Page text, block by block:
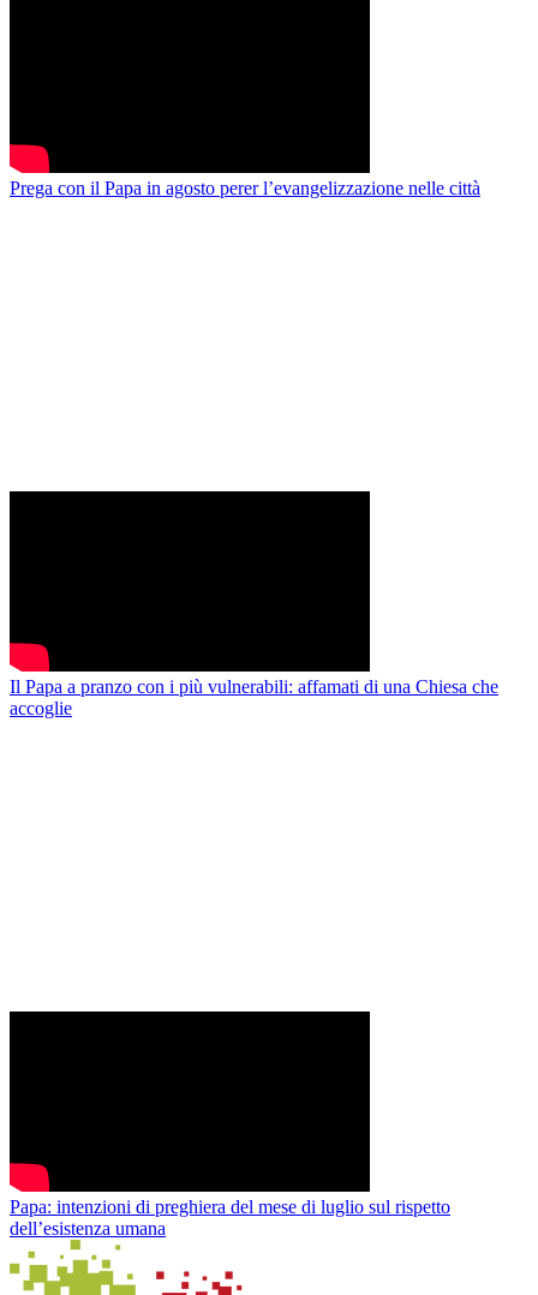
Prega con il Papa in agosto perer l’evangelizzazione nelle città
Il Papa a pranzo con i più vulnerabili: affamati di una Chiesa che
accoglie
Papa: intenzioni di preghiera del mese di luglio sul rispetto
dell’esistenza umana